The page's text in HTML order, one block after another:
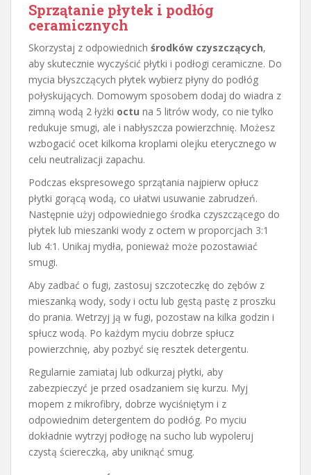
Sprzątanie płytek i podłóg
ceramicznych
Skorzystaj z odpowiednich środków czyszczących,
aby skutecznie wyczyścić płytki i podłogi ceramiczne. Do
mycia błyszczących płytek wybierz płyny do podłóg
połyskujących. Domowym sposobem dodaj do wiadra z
zimną wodą 2 łyżki octu na 5 litrów wody, co nie tylko
redukuje smugi, ale i nabłyszcza powierzchnię. Możesz
wzbogacić ocet kilkoma kroplami olejku eterycznego w
celu neutralizacji zapachu.
Podczas ekspresowego sprzątania najpierw opłucz
płytki gorącą wodą, co ułatwi usuwanie zabrudzeń.
Następnie użyj odpowiedniego środka czyszczącego do
płytek lub mieszanki wody z octem w proporcjach 3:1
lub 4:1. Unikaj mydła, ponieważ może pozostawiać
smugi.
Aby zadbać o fugi, zastosuj szczoteczkę do zębów z
mieszanką wody, sody i octu lub gęstą pastę z proszku
do prania. Wetrzyj ją w fugi, pozostaw na kilka godzin i
spłucz wodą. Po każdym myciu dobrze spłucz
powierzchnię, aby pozbyć się resztek detergentu.
Regularnie zamiataj lub odkurzaj płytki, aby
zabezpieczyć je przed osadzaniem się kurzu. Myj
mopem z mikrofibry, dobrze wyciśniętym i z
odpowiednim detergentem do podłóg. Po myciu
dokładnie wytrzyj podłogę na sucho lub wypoleruj
czystą ściereczką, aby uniknąć smug.